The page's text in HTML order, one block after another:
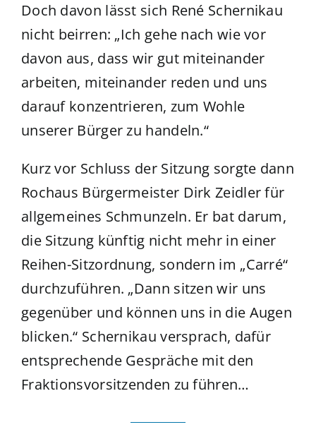
Doch davon lässt sich René Schernikau
nicht beirren: „Ich gehe nach wie vor
davon aus, dass wir gut miteinander
arbeiten, miteinander reden und uns
darauf konzentrieren, zum Wohle
unserer Bürger zu handeln.“
Kurz vor Schluss der Sitzung sorgte dann
Rochaus Bürgermeister Dirk Zeidler für
allgemeines Schmunzeln. Er bat darum,
die Sitzung künftig nicht mehr in einer
Reihen-Sitzordnung, sondern im „Carré“
durchzuführen. „Dann sitzen wir uns
gegenüber und können uns in die Augen
blicken.“ Schernikau versprach, dafür
entsprechende Gespräche mit den
Fraktionsvorsitzenden zu führen…